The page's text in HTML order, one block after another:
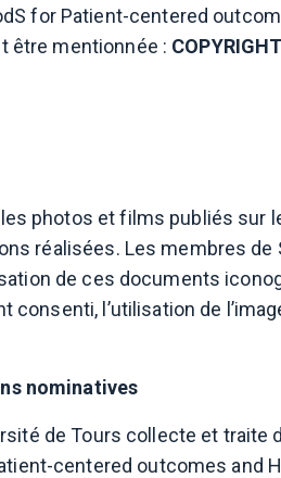
for Patient-centered
être mentionnée :
photos et films publiés sur
réalisées. Les membres
de ces documents
consenti, l’utilisation de
nominatives
de Tours collecte et
centered outcomes and